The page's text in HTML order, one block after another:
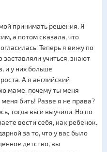
принимать решения. Я
а потом сказала, что
Теперь я вижу по
заставляли учиться, знают
и у них больше
А я английский
маме: почему ты меня
бить! Разве я не права?
тогда вы и выучили. Но по
вести себя, как ребенок.
за то, что у вас было
детство, вы